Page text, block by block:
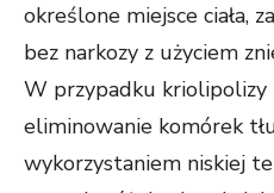
określone miejsce ciała,
bez narkozy z użyciem
W przypadku kriolipolizy
eliminowanie komórek
wykorzystaniem niskiej